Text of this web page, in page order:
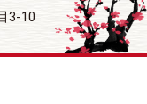
3-10